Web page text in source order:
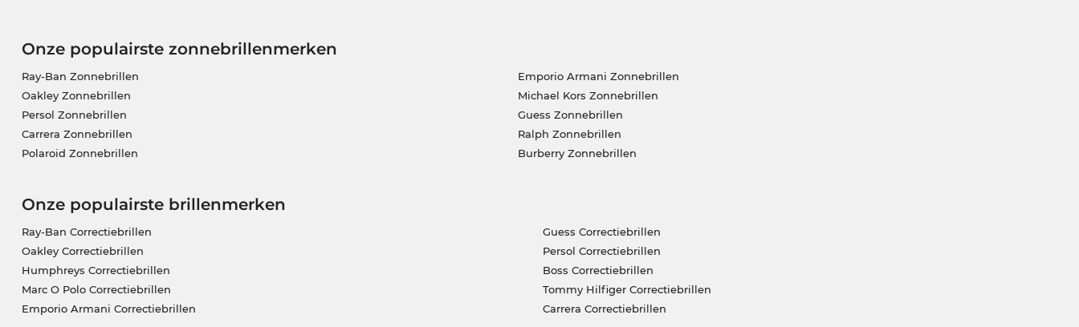
Onze populairste zonnebrillenmerken
Ray-Ban Zonnebrillen
Oakley Zonnebrillen
Persol Zonnebrillen
Carrera Zonnebrillen
Polaroid Zonnebrillen
Emporio Armani Zonnebrillen
Michael Kors Zonnebrillen
Guess Zonnebrillen
Ralph Zonnebrillen
Burberry Zonnebrillen
Onze populairste brillenmerken
Ray-Ban Correctiebrillen
Oakley Correctiebrillen
Humphreys Correctiebrillen
Marc O Polo Correctiebrillen
Emporio Armani Correctiebrillen
Guess Correctiebrillen
Persol Correctiebrillen
Boss Correctiebrillen
Tommy Hilfiger Correctiebrillen
Carrera Correctiebrillen